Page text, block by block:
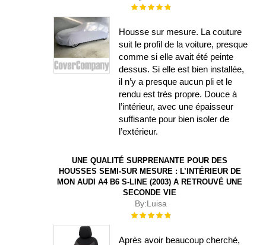
Évaluation :
Housse sur mesure. La couture
suit le profil de la voiture, presque
comme si elle avait été peinte
dessus. Si elle est bien installée,
il n’y a presque aucun pli et le
rendu est très propre. Douce à
l’intérieur, avec une épaisseur
suffisante pour bien isoler de
l’extérieur.
UNE QUALITÉ SURPRENANTE POUR DES
HOUSSES SEMI-SUR MESURE : L’INTÉRIEUR DE
MON AUDI A4 B6 S-LINE (2003) A RETROUVÉ UNE
SECONDE VIE
By:Luisa
Évaluation :
Après avoir beaucoup cherché,